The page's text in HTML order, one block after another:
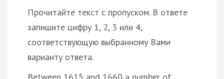
Прочитайте текст с пропуском. В ответе
запишите цифру 1, 2, 3 или 4,
соответствующую выбранному Вами
варианту ответа.
Between 1615 and 1660 a number of